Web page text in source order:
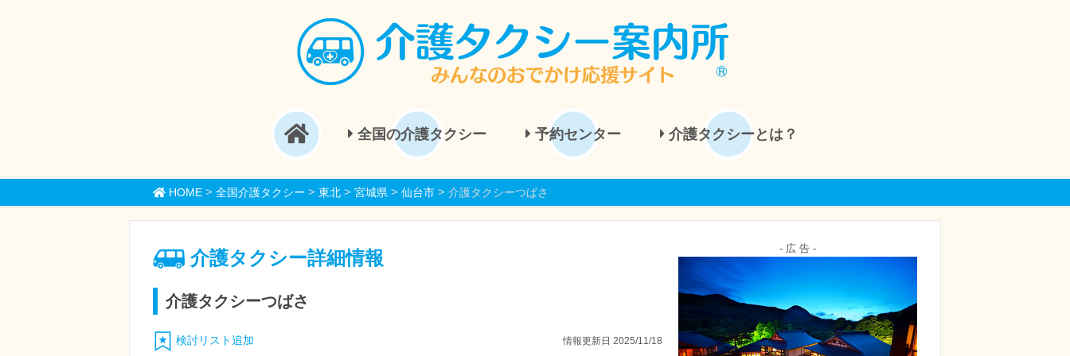
全国の介護タクシー 予約センター 介護タクシーとは？
HOME> 全国介護タクシー > 東北> 宮城県 > 仙台市> 介護タクシーつばさ
介護タクシー詳細情報
介護タクシーつばさ
検討リスト追加 情報更新日 2025/11/18
- 広 告 -